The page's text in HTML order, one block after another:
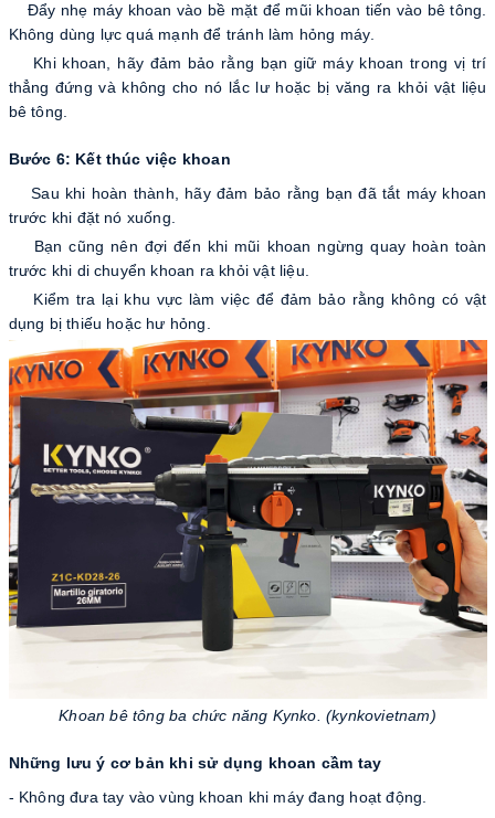
Đẩy nhẹ máy khoan vào bề mặt để mũi khoan tiến vào bê tông.
Không dùng lực quá mạnh để tránh làm hỏng máy.
Khi khoan, hãy đảm bảo rằng bạn giữ máy khoan trong vị trí
thẳng đứng và không cho nó lắc lư hoặc bị văng ra khỏi vật liệu
bê tông.
Bước 6: Kết thúc việc khoan
Sau khi hoàn thành, hãy đảm bảo rằng bạn đã tắt máy khoan
trước khi đặt nó xuống.
Bạn cũng nên đợi đến khi mũi khoan ngừng quay hoàn toàn
trước khi di chuyển khoan ra khỏi vật liệu.
Kiểm tra lại khu vực làm việc để đảm bảo rằng không có vật
dụng bị thiếu hoặc hư hỏng.
Khoan bê tông ba chức năng Kynko. (kynkovietnam)
Những lưu ý cơ bản khi sử dụng khoan cầm tay
- Không đưa tay vào vùng khoan khi máy đang hoạt động.